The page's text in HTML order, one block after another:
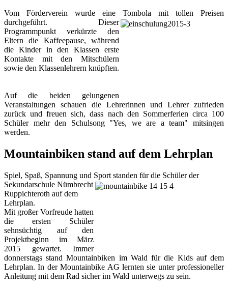
Vom Förderverein wurde eine Tombola mit tollen Preisen
durchgeführt. Dieser
Programmpunkt verkürzte den
Eltern die Kaffeepause, während
die Kinder in den Klassen erste
Kontakte mit den Mitschülern
sowie den Klassenlehrern knüpften.
Auf die beiden gelungenen
Veranstaltungen schauen die Lehrerinnen und Lehrer zufrieden
zurück und freuen sich, dass nach den Sommerferien circa 100
Schüler mehr den Schulsong "Yes, we are a team" mitsingen
werden.
Mountainbiken stand auf dem Lehrplan
Spiel, Spaß, Spannung und Sport standen für die Schüler der
Sekundarschule Nümbrecht
Ruppichteroth auf dem
Lehrplan.
Mit großer Vorfreude hatten
die ersten Schüler
sehnsüchtig auf den
Projektbeginn im März
2015 gewartet. Immer
donnerstags stand Mountainbiken im Wald für die Kids auf dem
Lehrplan. In der Mountainbike AG lernten sie unter professioneller
Anleitung mit dem Rad sicher im Wald unterwegs zu sein.